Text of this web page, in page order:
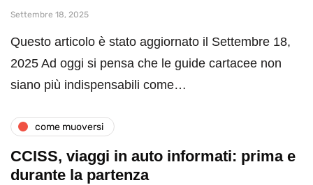
Settembre 18, 2025
Questo articolo è stato aggiornato il Settembre 18,
2025 Ad oggi si pensa che le guide cartacee non
siano più indispensabili come…
come muoversi
CCISS, viaggi in auto informati: prima e
durante la partenza